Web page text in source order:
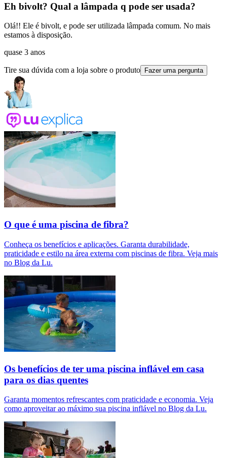
Eh bivolt? Qual a lâmpada q pode ser usada?
Olá!! Ele é bivolt, e pode ser utilizada lâmpada comum. No mais
estamos à disposição.
quase 3 anos
Tire sua dúvida com a loja sobre o produto Fazer uma pergunta
O que é uma piscina de fibra?
Conheça os benefícios e aplicações. Garanta durabilidade,
praticidade e estilo na área externa com piscinas de fibra. Veja mais
no Blog da Lu.
Os benefícios de ter uma piscina inflável em casa
para os dias quentes
Garanta momentos refrescantes com praticidade e economia. Veja
como aproveitar ao máximo sua piscina inflável no Blog da Lu.